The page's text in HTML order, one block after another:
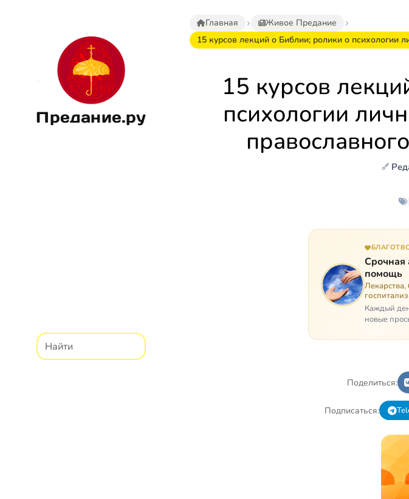
Предание.ру
Главная
Живое Предание
15 курсов лекций о Библии; ролики о
15 курсов
психологии
Срочная
помощь
Каждый
новые
помощь
опасный п…
Поделиться:
Подписаться: